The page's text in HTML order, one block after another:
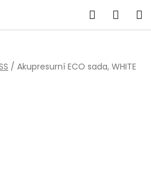
Hledat
/ Akupresurní ECO sada, WHITE